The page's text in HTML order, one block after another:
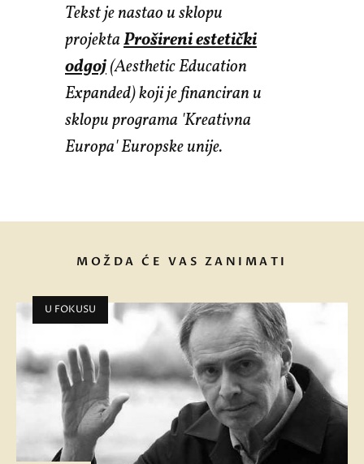
Tekst je nastao u sklopu
projektaProšireni estetički
odgoj(Aesthetic Education
Expanded) koji je financiran u
sklopu programa 'Kreativna
Europa' Europske unije.
MOŽDA ĆE VAS ZANIMATI
U FOKUSU